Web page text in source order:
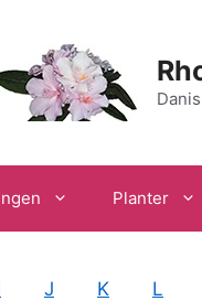
Planter
J K L